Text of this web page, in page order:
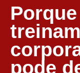
pode